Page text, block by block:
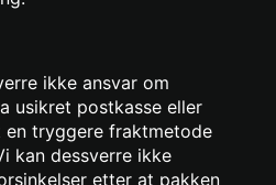
ikke ansvar om
usikret postkasse eller
en tryggere fraktmetode
kan dessverre ikke
etter at pakken